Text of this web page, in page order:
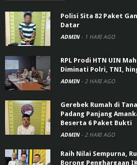
Polisi Sita 82 Paket
Datar
ADMIN - 1 HARI AGO
RPL Prodi HTN UIN
Diminati Polri, TNI,
ADMIN - 2 HARI AGO
Gerebek Rumah di
Padang Panjang
Beserta 6 Paket Bukti
ADMIN - 2 HARI AGO
Raih Nilai Sempurna,
Borong Penghargaan